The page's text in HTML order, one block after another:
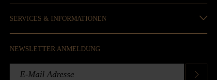
SERVICES & INFORMATIONEN
NEWSLETTER ANMELDUNG